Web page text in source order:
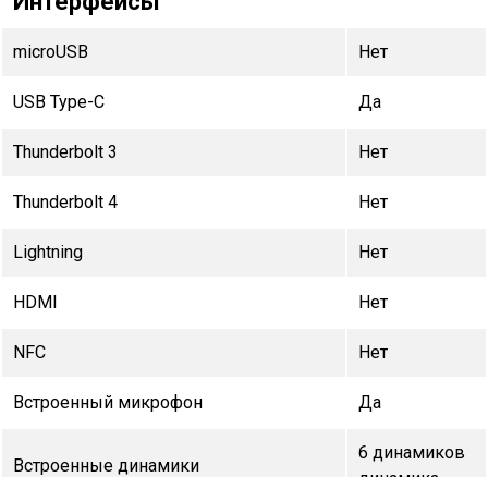
microUSB Нет
USB Type-C Да
Thunderbolt 3 Нет
Thunderbolt 4 Нет
Lightning Нет
HDMI Нет
NFC Нет
Встроенный микрофон Да
Встроенные динамики
6 динамиков